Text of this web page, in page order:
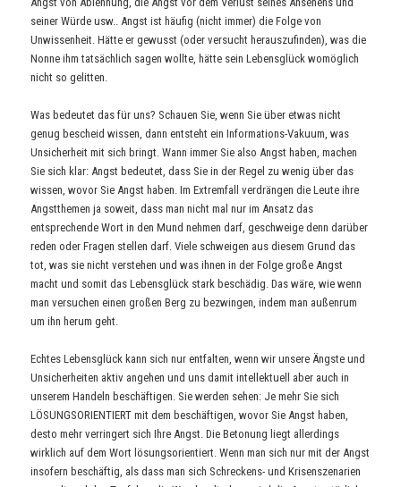
seiner Würde usw.. Angst ist häufig (nicht immer) die Folge von
Unwissenheit. Hätte er gewusst (oder versucht herauszufinden), was die
Nonne ihm tatsächlich sagen wollte, hätte sein Lebensglück womöglich
nicht so gelitten.
Was bedeutet das für uns? Schauen Sie, wenn Sie über etwas nicht
genug bescheid wissen, dann entsteht ein Informations-Vakuum, was
Unsicherheit mit sich bringt. Wann immer Sie also Angst haben, machen
Sie sich klar: Angst bedeutet, dass Sie in der Regel zu wenig über das
wissen, wovor Sie Angst haben. Im Extremfall verdrängen die Leute ihre
Angstthemen ja soweit, dass man nicht mal nur im Ansatz das
entsprechende Wort in den Mund nehmen darf, geschweige denn darüber
reden oder Fragen stellen darf. Viele schweigen aus diesem Grund das
tot, was sie nicht verstehen und was ihnen in der Folge große Angst
macht und somit das Lebensglück stark beschädig. Das wäre, wie wenn
man versuchen einen großen Berg zu bezwingen, indem man außenrum
um ihn herum geht.
Echtes Lebensglück kann sich nur entfalten, wenn wir unsere Ängste und
Unsicherheiten aktiv angehen und uns damit intellektuell aber auch in
unserem Handeln beschäftigen. Sie werden sehen: Je mehr Sie sich
LÖSUNGSORIENTIERT mit dem beschäftigen, wovor Sie Angst haben,
desto mehr verringert sich Ihre Angst. Die Betonung liegt allerdings
wirklich auf dem Wort lösungsorientiert. Wenn man sich nur mit der Angst
insofern beschäftig, als dass man sich Schreckens- und Krisenszenarien